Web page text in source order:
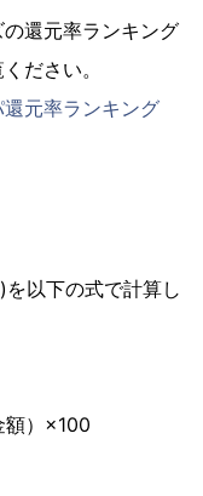
還元率ランキング
ださい。
元率ランキング
以下の式で計算し
額）×100